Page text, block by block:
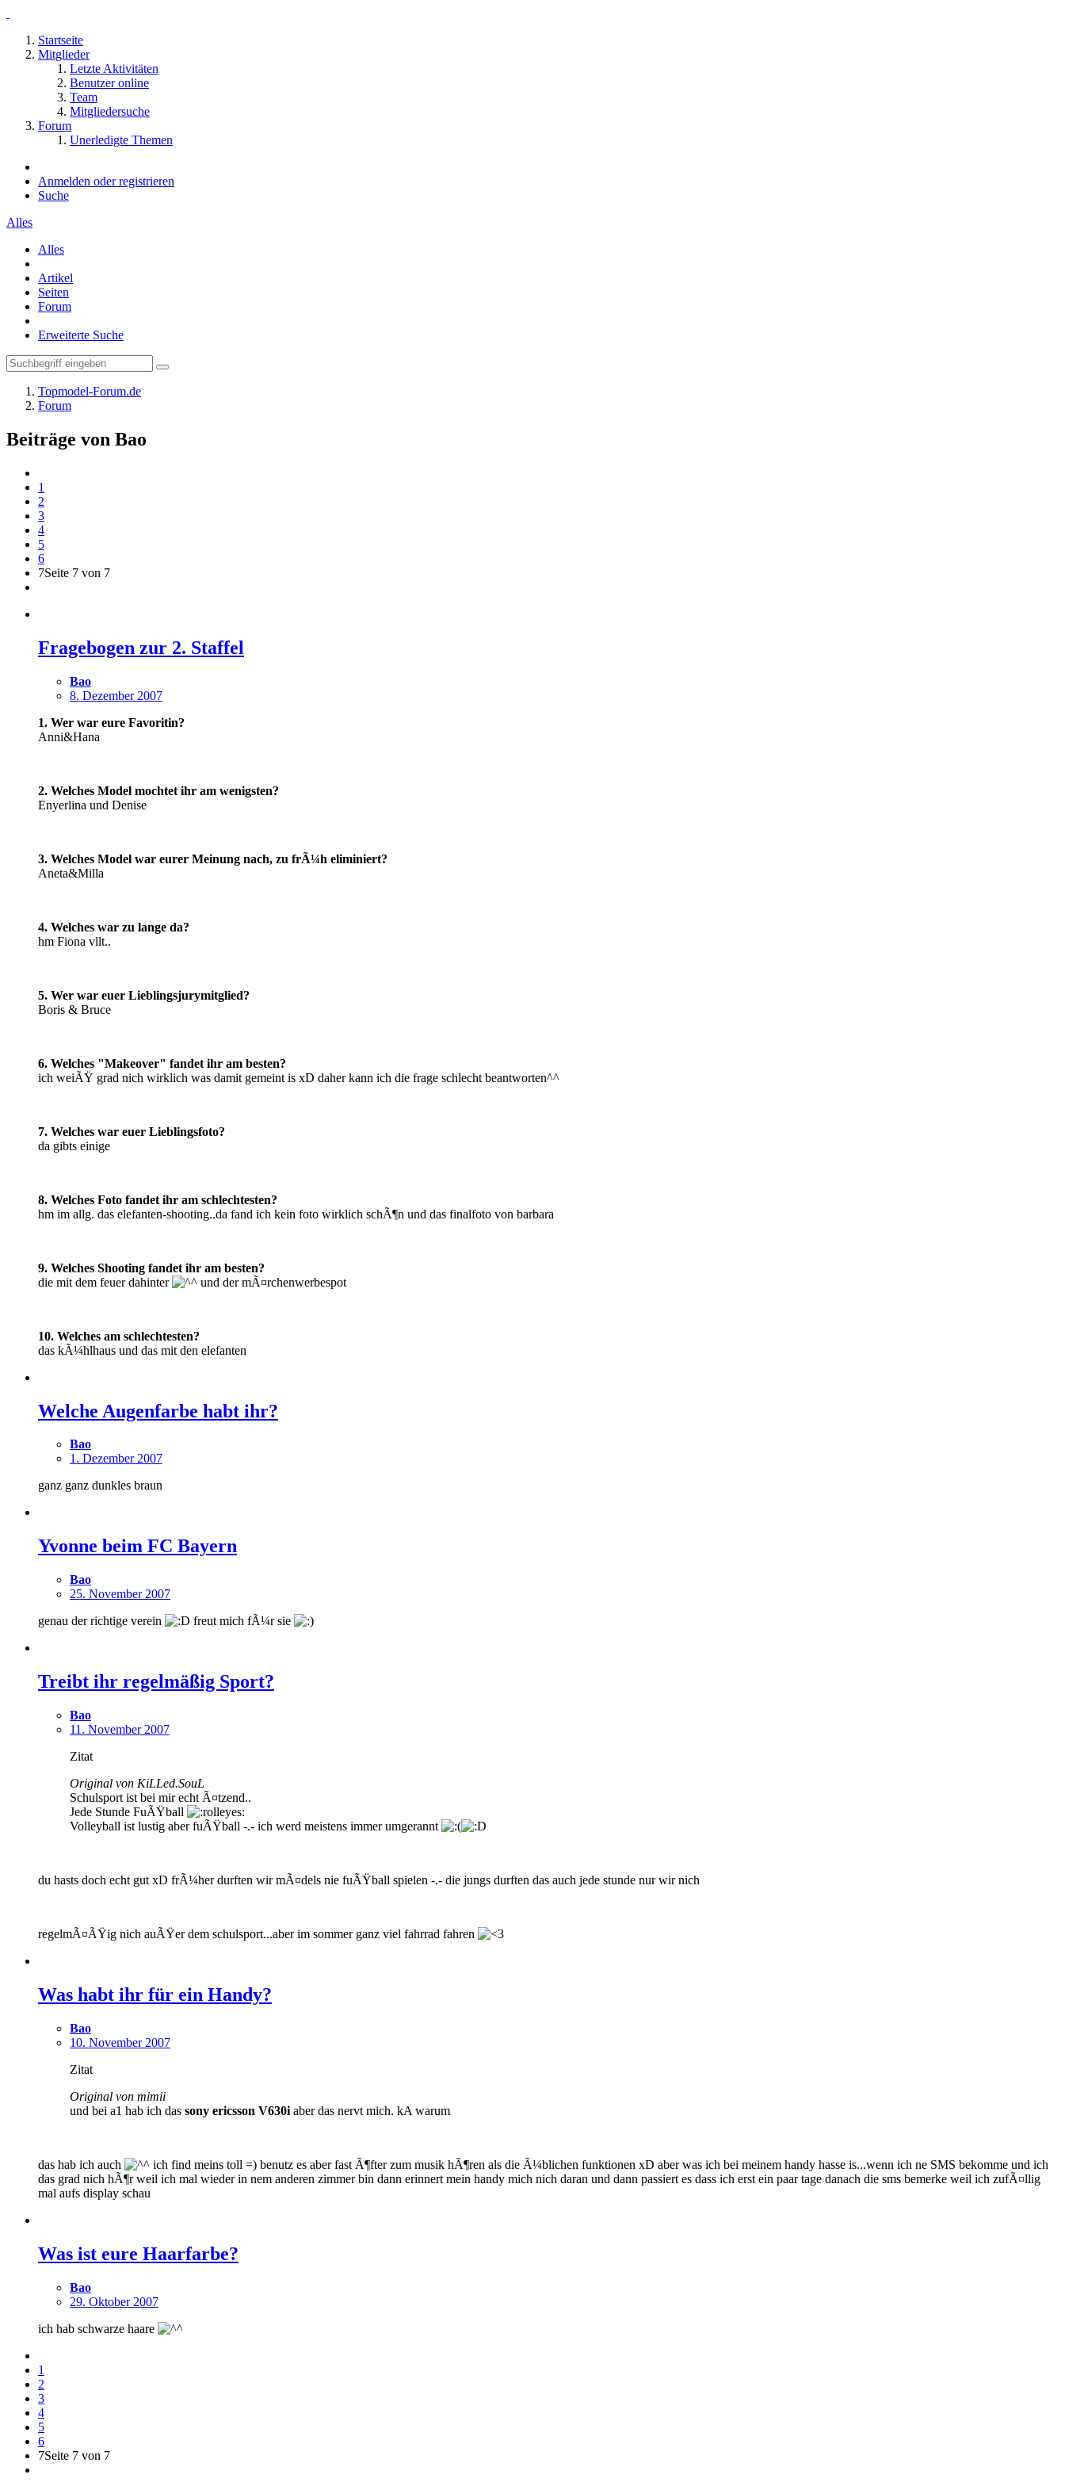
Startseite
Mitglieder
Letzte Aktivitäten
Benutzer online
Team
Mitgliedersuche
Forum
Unerledigte Themen
Anmelden oder registrieren
Suche
Alles
Alles
Artikel
Seiten
Forum
Erweiterte Suche
Topmodel-Forum.de
Forum
Beiträge von Bao
1
2
3
4
5
6
7Seite 7 von 7
Fragebogen zur 2. Staffel
Bao
8. Dezember 2007
1. Wer war eure Favoritin?
Anni&Hana
2. Welches Model mochtet ihr am wenigsten?
Enyerlina und Denise
3. Welches Model war eurer Meinung nach, zu frÃ¼h eliminiert?
Aneta&Milla
4. Welches war zu lange da?
hm Fiona vllt..
5. Wer war euer Lieblingsjurymitglied?
Boris & Bruce
6. Welches "Makeover" fandet ihr am besten?
ich weiÃŸ grad nich wirklich was damit gemeint is xD daher kann ich die frage schlecht beantworten^^
7. Welches war euer Lieblingsfoto?
da gibts einige
8. Welches Foto fandet ihr am schlechtesten?
hm im allg. das elefanten-shooting..da fand ich kein foto wirklich schÃ¶n und das finalfoto von barbara
9. Welches Shooting fandet ihr am besten?
die mit dem feuer dahinter
und der mÃ¤rchenwerbespot
10. Welches am schlechtesten?
das kÃ¼hlhaus und das mit den elefanten
Welche Augenfarbe habt ihr?
Bao
1. Dezember 2007
ganz ganz dunkles braun
Yvonne beim FC Bayern
Bao
25. November 2007
genau der richtige verein
freut mich fÃ¼r sie
Treibt ihr regelmäßig Sport?
Bao
11. November 2007
Zitat
Original von KiLLed.SouL
Schulsport ist bei mir echt Ã¤tzend..
Jede Stunde FuÃŸball
Volleyball ist lustig aber fuÃŸball -.- ich werd meistens immer umgerannt
du hasts doch echt gut xD frÃ¼her durften wir mÃ¤dels nie fuÃŸball spielen -.- die jungs durften das auch jede stunde nur wir nich
regelmÃ¤ÃŸig nich auÃŸer dem schulsport...aber im sommer ganz viel fahrrad fahren
Was habt ihr für ein Handy?
Bao
10. November 2007
Zitat
Original von mimii
und bei a1 hab ich das sony ericsson V630i aber das nervt mich. kA warum
das hab ich auch
ich find meins toll =) benutz es aber fast Ã¶fter zum musik hÃ¶ren als die Ã¼blichen funktionen xD aber was ich bei meinem handy hasse is...wenn ich ne SMS bekomme und ich
das grad nich hÃ¶r weil ich mal wieder in nem anderen zimmer bin dann erinnert mein handy mich nich daran und dann passiert es dass ich erst ein paar tage danach die sms bemerke weil ich zufÃ¤llig
mal aufs display schau
Was ist eure Haarfarbe?
Bao
29. Oktober 2007
ich hab schwarze haare
1
2
3
4
5
6
7Seite 7 von 7